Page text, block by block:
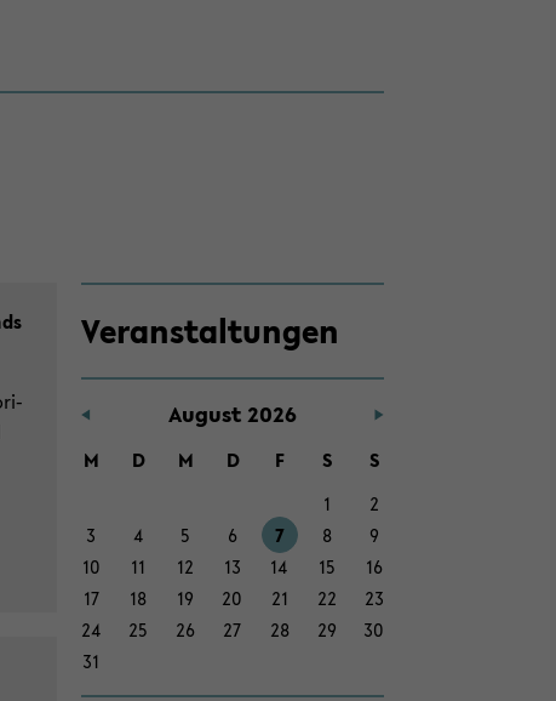
Haupt­
halt
der
Sek­
wech­
seln
Ver­an­stal­tun­gen
Au­gust 2026
M D M D F S
S
1
2
3
4 5 6 7 8
9
10
11 12 13 14 15
16
17
18 19 20 21 22
23
24
25 26 27 28 29
30
31